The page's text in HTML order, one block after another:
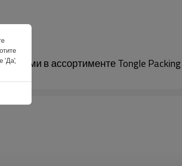
в ассортименте Tongle Packing
'Да',